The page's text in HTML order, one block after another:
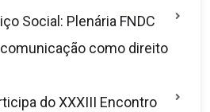
Social: Plenária FNDC
como direito
do XXXIII Encontro